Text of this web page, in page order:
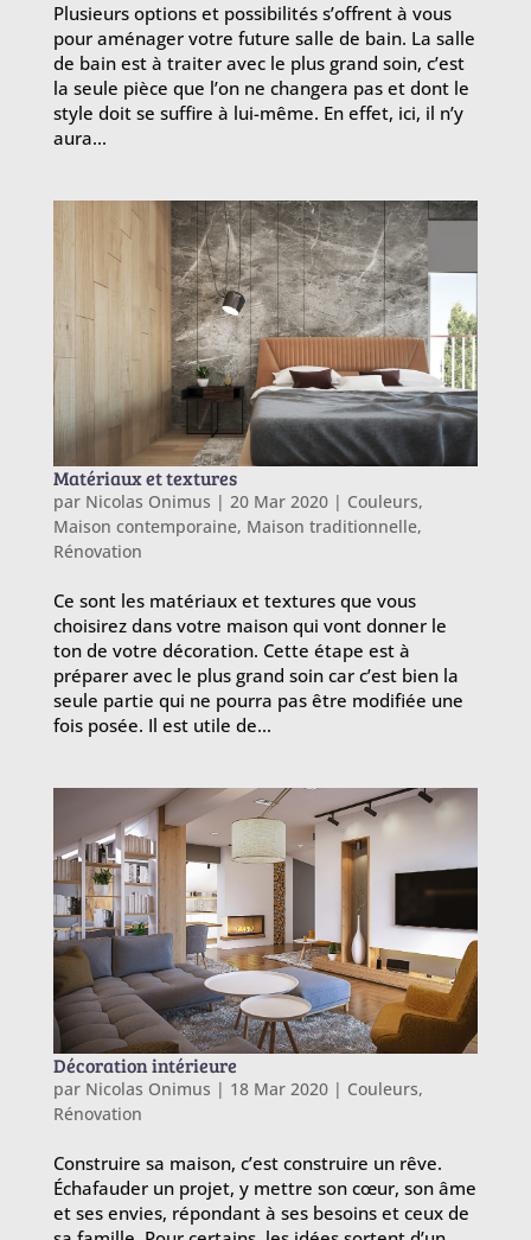
Plusieurs options et possibilités s’offrent à vous
pour aménager votre future salle de bain. La salle
de bain est à traiter avec le plus grand soin, c’est
la seule pièce que l’on ne changera pas et dont le
style doit se suffire à lui-même. En effet, ici, il n’y
aura...
Matériaux et textures
par Nicolas Onimus | 20 Mar 2020| Couleurs,
Maison contemporaine, Maison traditionnelle,
Rénovation
Ce sont les matériaux et textures que vous
choisirez dans votre maison qui vont donner le
ton de votre décoration. Cette étape est à
préparer avec le plus grand soin car c’est bien la
seule partie qui ne pourra pas être modifiée une
fois posée. Il est utile de...
Décoration intérieure
par Nicolas Onimus | 18 Mar 2020| Couleurs,
Rénovation
Construire sa maison, c’est construire un rêve.
Échafauder un projet, y mettre son cœur, son âme
et ses envies, répondant à ses besoins et ceux de